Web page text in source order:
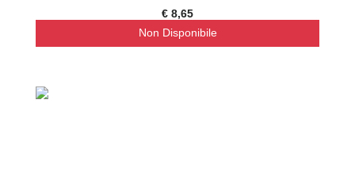
€ 8,65
Non Disponibile